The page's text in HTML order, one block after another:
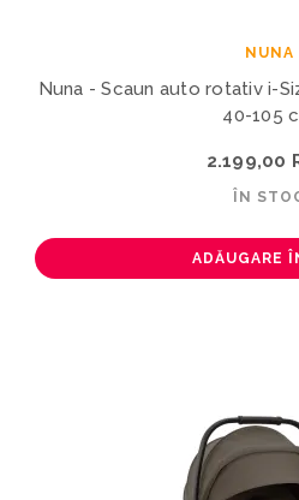
NUNA
Nuna - Scaun auto rotativ i-
40-105
2.199,00
ÎN
ADĂUGARE